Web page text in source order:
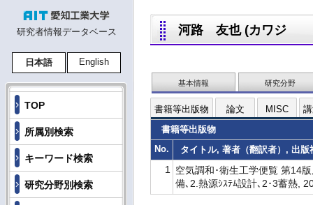
研究者情報データベース
日本語 English
TOP
所属別検索
キーワード検索
研究分野別検索
河路 友也 (カワジ
基本情報 研究分野
書籍等出版物 論文 MISC
書籍等出版物
No.
タイトル, 著者（翻訳者）, 出
1
空気調和･衛生工学便覧 第14
備､2.熱源ｼｽﾃﾑ設計､2･3蓄熱,